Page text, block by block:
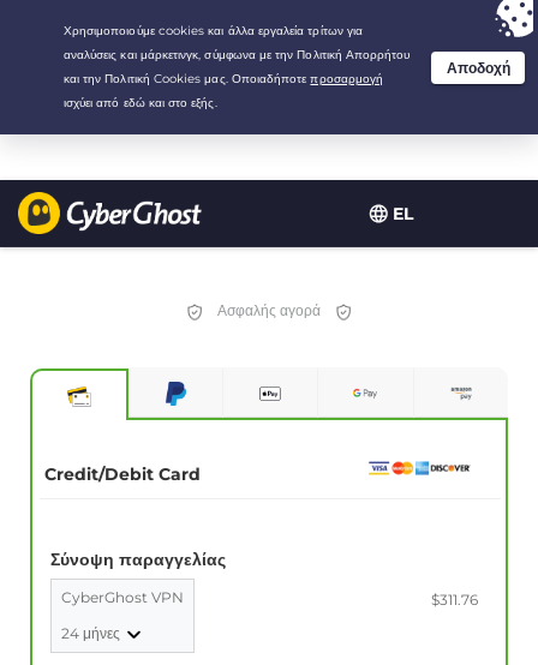
EL
Your choice:The Best Dealfor 3.3333333333333-years at $
/month
Ασφαλής αγορά
Credit/Debit Card
Σύνοψη παραγγελίας
CyberGhost VPN
24 μήνες
$311.76